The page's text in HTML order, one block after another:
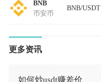
BNB
币安币
BNB/USDT
更多资讯
如何炒usdt赚差价